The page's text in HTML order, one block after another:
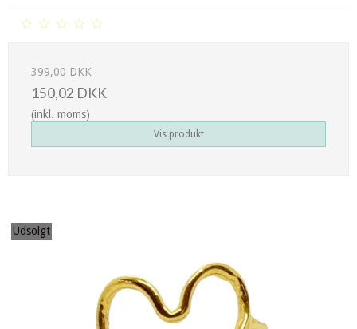
399,00 DKK
150,02 DKK
(inkl. moms)
Vis produkt
Udsolgt